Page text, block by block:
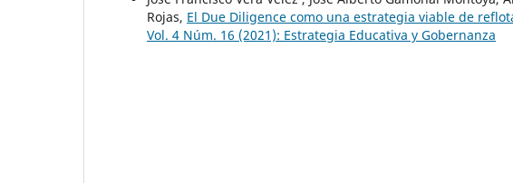
Rojas, El Due Diligence como una estrategia viable de
Vol. 4 Núm. 16 (2021): Estrategia Educativa y Gobernanza